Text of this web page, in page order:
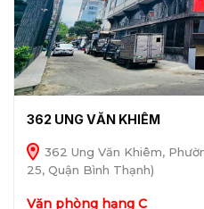
362 UNG VĂN KHIÊM
362 Ung Văn Khiêm,
25, Quận Bình Thạnh)
Văn phòng hạng C